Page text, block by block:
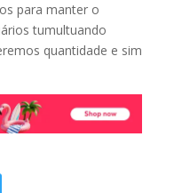
para manter o
tumultuando
quantidade e sim